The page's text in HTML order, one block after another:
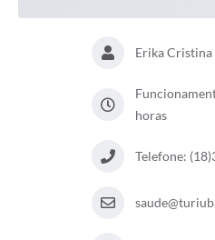
Erika Cristina
horas
Telefone: